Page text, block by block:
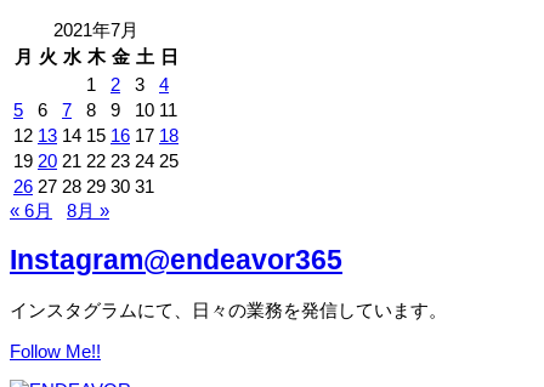
2021年7月
月 火 水 木 金 土 日
1
2 3
4
5
6 7 8 9 10 11
12 13 14 15 16 17 18
19 20 21 22 23 24 25
26 27 28 29 30 31
« 6月
8月 »
Instagram@endeavor365
インスタグラムにて、日々の業務を発信しています。
Follow Me!!